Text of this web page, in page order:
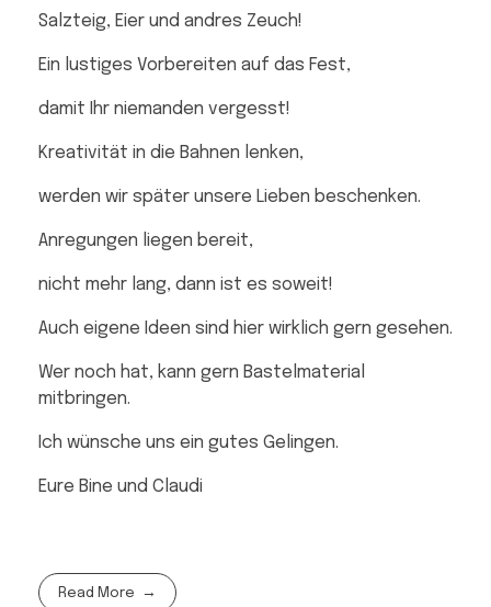
Salzteig, Eier und andres Zeuch!
Ein lustiges Vorbereiten auf das Fest,
damit Ihr niemanden vergesst!
Kreativität in die Bahnen lenken,
werden wir später unsere Lieben beschenken.
Anregungen liegen bereit,
nicht mehr lang, dann ist es soweit!
Auch eigene Ideen sind hier wirklich gern gesehen.
Wer noch hat, kann gern Bastelmaterial
mitbringen.
Ich wünsche uns ein gutes Gelingen.
Eure Bine und Claudi
Read More